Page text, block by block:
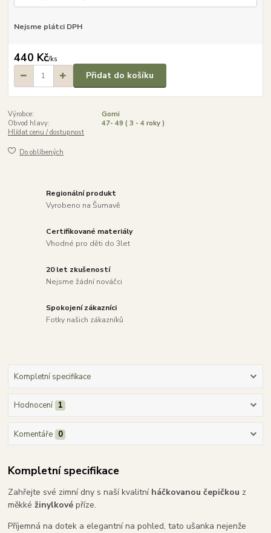
Nejsme plátci DPH
440 Kč/ks
Přidat do košíku
Výrobce:
Gomi
Obvod hlavy:
47- 49 ( 3 - 4 roky )
Hlídat cenu / dostupnost
Do oblíbených
Regionální produkt
Vyrobeno na Šumavě
Certifikované materiály
Vhodné pro děti do 3let
20 let zkušeností
Nejsme žádní nováčci
Spokojení zákazníci
Fotky našich zákazníků
Kompletní specifikace
Hodnocení 1
Komentáře 0
Kompletní specifikace
Zahřejte své zimní dny s naší kvalitní háčkovanou čepičkou z
měkké žinylkové příze.
Příjemná na dotek a elegantní na pohled, tato ušanka nejenže